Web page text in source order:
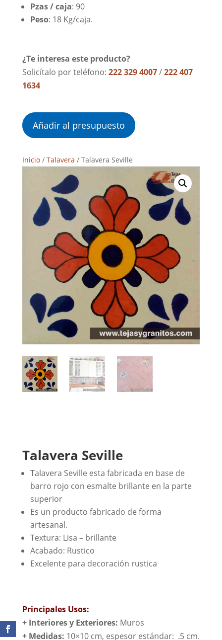
Pzas / caja: 90
Peso: 18 Kg/caja.
¿Te interesa este producto?
Solicítalo por teléfono: 222 329 4007/222 407
1634
Añadir al presupuesto
Inicio/ Talavera / Talavera Seville
Talavera Seville
Talavera Seville esta fabricada en base de
barro rojo con esmalte brillante en la parte
superior
Es un producto fabricado de forma
artesanal.
Textura: Lisa – brillante
Acabado: Rustico
Excelente para decoración rustica
Principales Usos:
+ Interiores y Exteriores: Muros
+ Medidas: 10×10 cm, espesor estándar: .5 cm.